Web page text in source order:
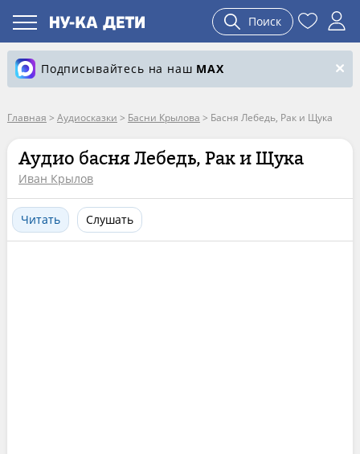
Поиск
Подписывайтесь на наш MAX
Главная > Аудиосказки > Басни Крылова > Басня Лебедь, Рак и Щука
Аудио басня Лебедь, Рак и Щука
Иван Крылов
Читать Слушать